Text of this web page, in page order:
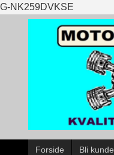
G-NK259DVKSE
til
innholdet
Forside Bli kunde